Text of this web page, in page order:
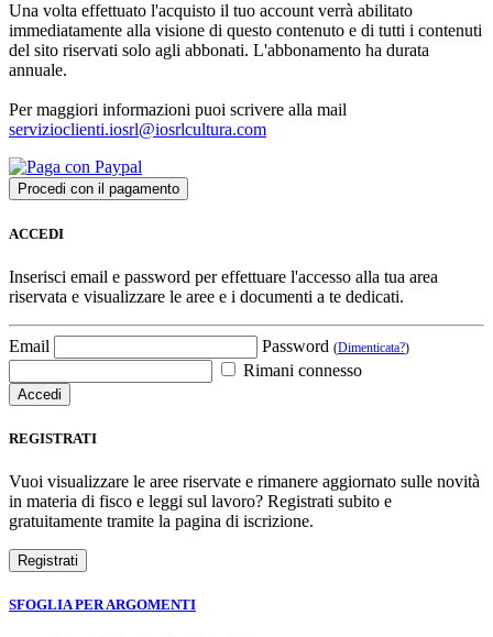
Una volta effettuato l'acquisto il tuo account verrà abilitato
immediatamente alla visione di questo contenuto e di tutti i contenuti
del sito riservati solo agli abbonati. L'abbonamento ha durata
annuale.
Per maggiori informazioni puoi scrivere alla mail
servizioclienti.iosrl@iosrlcultura.com
ACCEDI
Inserisci email e password per effettuare l'accesso alla tua area
riservata e visualizzare le aree e i documenti a te dedicati.
Email Password (Dimenticata?)
Rimani connesso
REGISTRATI
Vuoi visualizzare le aree riservate e rimanere aggiornato sulle novità
in materia di fisco e leggi sul lavoro? Registrati subito e
gratuitamente tramite la pagina di iscrizione.
SFOGLIA PER ARGOMENTI